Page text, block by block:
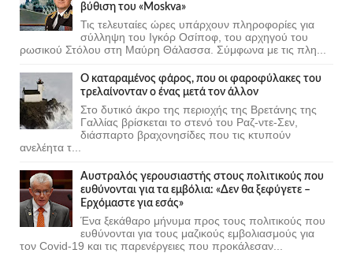
βύθιση του «Moskva»
Τις τελευταίες ώρες υπάρχουν πληροφορίες για
σύλληψη του Ιγκόρ Οσίποφ, του αρχηγού του
ρωσικού Στόλου στη Μαύρη Θάλασσα. Σύμφωνα με τις πλη...
Ο καταραμένος φάρος, που οι φαροφύλακες του
τρελαίνονταν ο ένας μετά τον άλλον
Στο δυτικό άκρο της περιοχής της Βρετάνης της
Γαλλίας βρίσκεται το στενό του Ραζ-ντε-Σεν,
διάσπαρτο βραχονησίδες που τις κτυπούν
ανελέητα τ...
Αυστραλός γερουσιαστής στους πολιτικούς που
ευθύνονται για τα εμβόλια: «Δεν θα ξεφύγετε –
Ερχόμαστε για εσάς»
Ένα ξεκάθαρο μήνυμα προς τους πολιτικούς που
ευθύνονται για τους μαζικούς εμβολιασμούς για
τον Covid-19 και τις παρενέργειες που προκάλεσαν...